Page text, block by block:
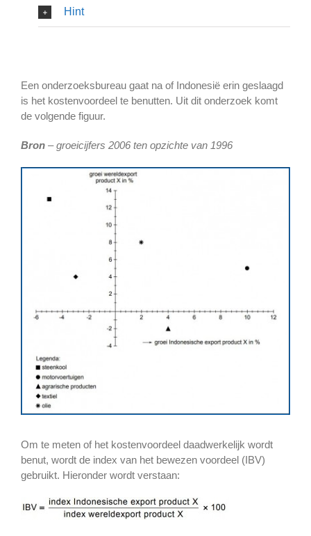
Hint
Een onderzoeksbureau gaat na of Indonesië erin geslaagd
is het kostenvoordeel te benutten. Uit dit onderzoek komt
de volgende figuur.
Bron – groeicijfers 2006 ten opzichte van 1996
Om te meten of het kostenvoordeel daadwerkelijk wordt
benut, wordt de index van het bewezen voordeel (IBV)
gebruikt. Hieronder wordt verstaan: